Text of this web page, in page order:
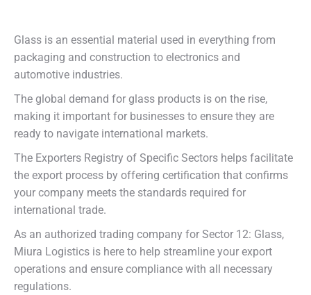
Glass is an essential material used in everything from
packaging and construction to electronics and
automotive industries.
The global demand for glass products is on the rise,
making it important for businesses to ensure they are
ready to navigate international markets.
The Exporters Registry of Specific Sectors helps facilitate
the export process by offering certification that confirms
your company meets the standards required for
international trade.
As an authorized trading company for Sector 12: Glass,
Miura Logistics is here to help streamline your export
operations and ensure compliance with all necessary
regulations.